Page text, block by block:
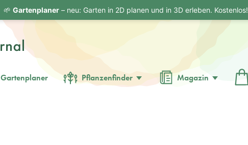
Gartenplaner Pflanzenfinder Magazin
🌱 Gartenplaner– neu: Garten in 2D planen und in 3D erleben. Kostenlos!